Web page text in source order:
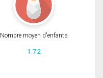
Nombre moyen d'enfants
1.72